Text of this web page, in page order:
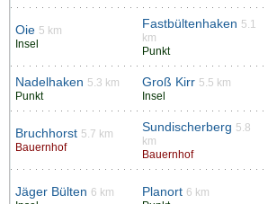
Oie 5 km
Insel
Fastbültenhaken 5.1
km
Punkt
Nadelhaken 5.3 km
Punkt
Groß Kirr 5.5 km
Insel
Bruchhorst 5.7 km
Bauernhof
Sundischerberg 5.8
km
Bauernhof
Jäger Bülten 6 km
Planort 6 km